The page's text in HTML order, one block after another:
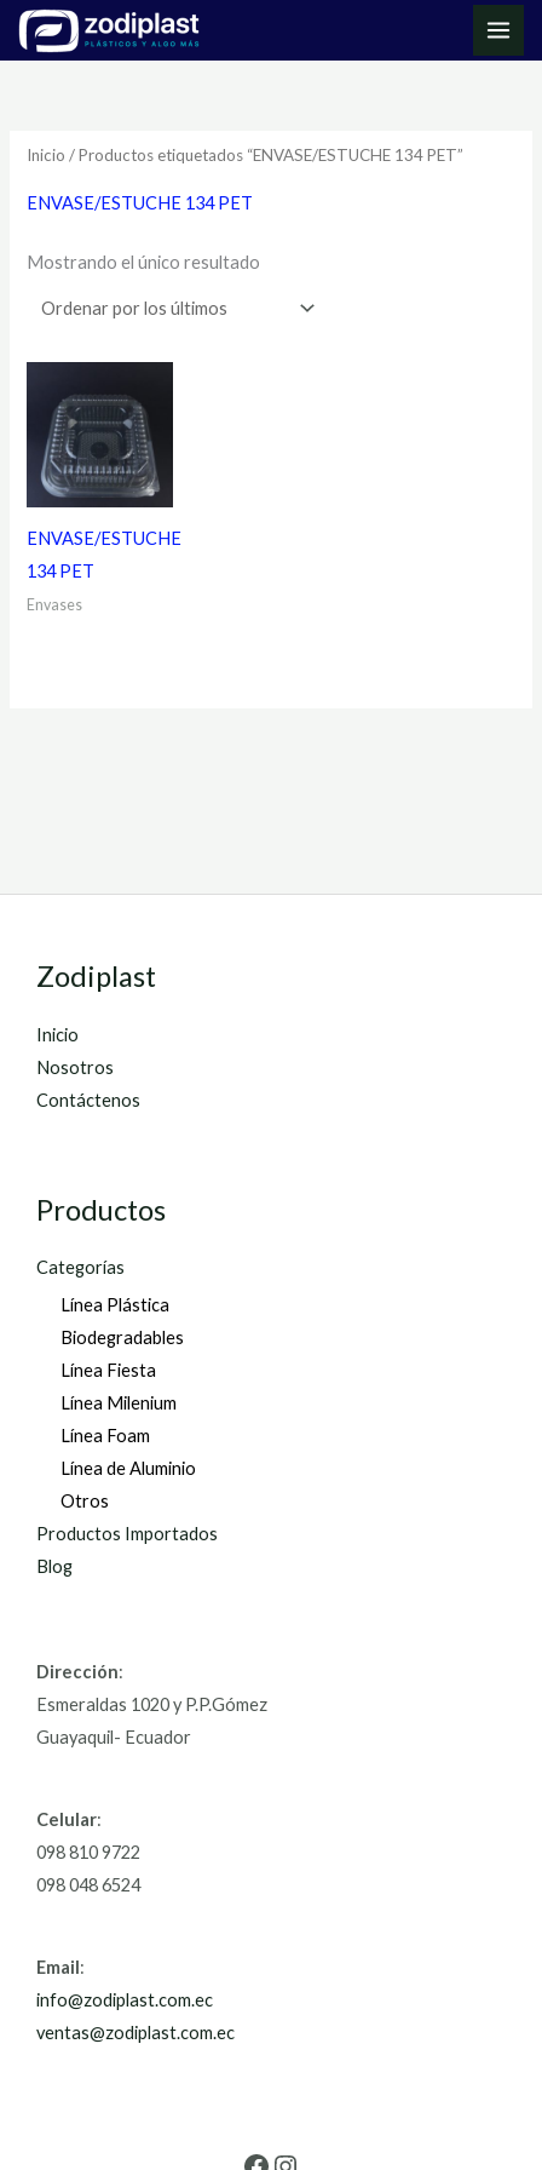
Inicio / Productos etiquetados “ENVASE/ESTUCHE 134 PET”
ENVASE/ESTUCHE 134 PET
Mostrando el único resultado
ENVASE/ESTUCHE
134 PET
Envases
Zodiplast
Inicio
Nosotros
Contáctenos
Productos
Categorías
Línea Plástica
Biodegradables
Línea Fiesta
Línea Milenium
Línea Foam
Línea de Aluminio
Otros
Productos Importados
Blog
Dirección:
Esmeraldas 1020 y P.P.Gómez
Guayaquil- Ecuador
Celular:
098 810 9722
098 048 6524
Email:
info@zodiplast.com.ec
ventas@zodiplast.com.ec